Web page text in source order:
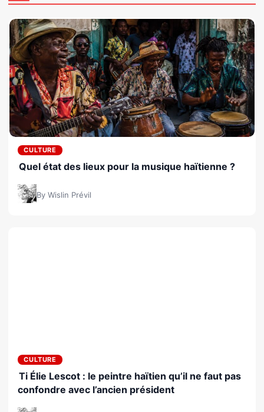
CULTURE
Quel état des lieux pour la musique haïtienne ?
By Wislin Prévil
CULTURE
Ti Élie Lescot : le peintre haïtien qu’il ne faut pas
confondre avec l’ancien président